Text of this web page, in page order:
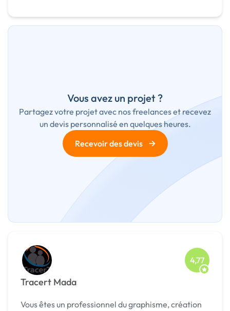
Vous avez un projet ?
Partagez votre projet avec nos freelances et recevez
un devis personnalisé en quelques heures.
Recevoir des devis
→
Tracert Mada
4,77
Vous êtes un professionnel du graphisme, création